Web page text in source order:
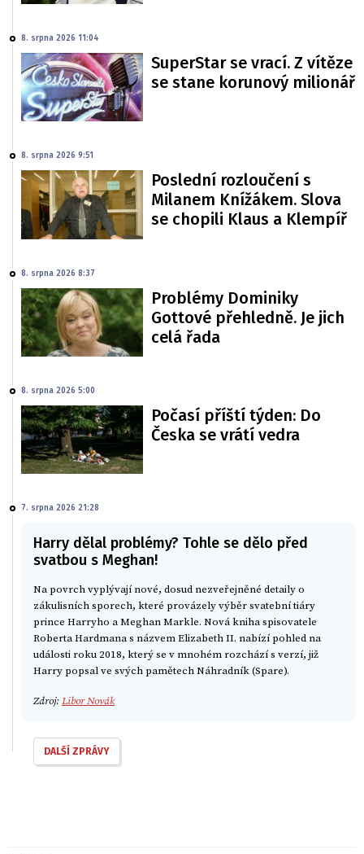
8. srpna 2026 11:04
SuperStar se vrací. Z vítěze
se stane korunový milionář
8. srpna 2026 9:51
Poslední rozloučení s
Milanem Knížákem. Slova
se chopili Klaus a Klempíř
8. srpna 2026 8:37
Problémy Dominiky
Gottové přehledně. Je jich
celá řada
8. srpna 2026 5:00
Počasí příští týden: Do
Česka se vrátí vedra
7. srpna 2026 21:28
Harry dělal problémy? Tohle se dělo před
svatbou s Meghan!
Na povrch vyplývají nové, dosud nezveřejněné detaily o
zákulisních sporech, které provázely výběr svatební tiáry
prince Harryho a Meghan Markle. Nová kniha spisovatele
Roberta Hardmana s názvem Elizabeth II. nabízí pohled na
události roku 2018, který se v mnohém rozchází s verzí, již
Harry popsal ve svých pamětech Náhradník (Spare).
Zdroj:Libor Novák
DALŠÍ ZPRÁVY